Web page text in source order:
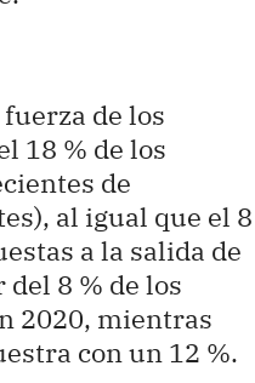
de los
18 % de los
de
al igual que el 8
a la salida de
8 % de los
2020, mientras
con un 12 %.